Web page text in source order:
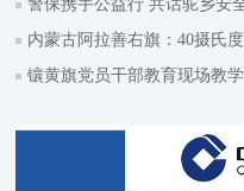
警保携手公益行 共话驼乡安
内蒙古阿拉善右旗：40摄氏
镶黄旗党员干部教育现场教